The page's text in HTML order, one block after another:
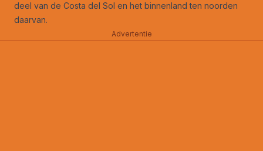
deel van de Costa del Sol en het binnenland ten noorden
daarvan.
Advertentie